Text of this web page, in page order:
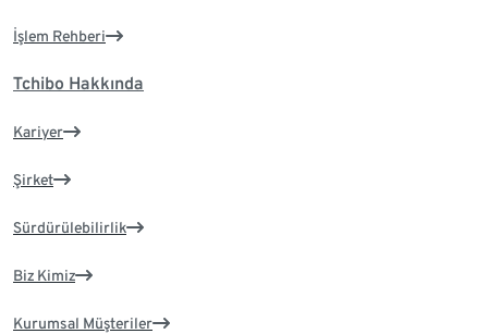
İşlem Rehberi
Tchibo Hakkında
Kariyer
Şirket
Sürdürülebilirlik
Biz Kimiz
Kurumsal Müşteriler